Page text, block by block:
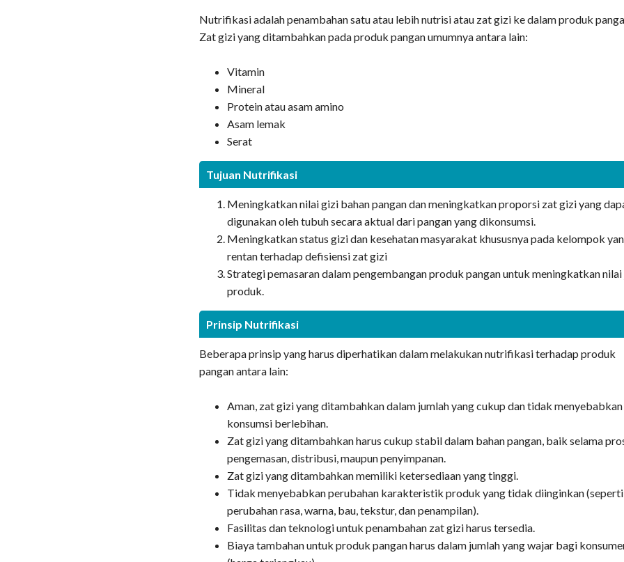
Nutrifikasi adalah penambahan satu atau lebih nutrisi atau zat gizi ke dalam produk
Zat gizi yang ditambahkan pada produk pangan umumnya antara lain:
Vitamin
Mineral
Protein atau asam amino
Asam lemak
Serat
Tujuan Nutrifikasi
Meningkatkan nilai gizi bahan pangan dan meningkatkan proporsi zat gizi yang
digunakan oleh tubuh secara aktual dari pangan yang dikonsumsi.
Meningkatkan status gizi dan kesehatan masyarakat khususnya pada kelompok
rentan terhadap defisiensi zat gizi
Strategi pemasaran dalam pengembangan produk pangan untuk meningkatkan nilai
produk.
Prinsip Nutrifikasi
Beberapa prinsip yang harus diperhatikan dalam melakukan nutrifikasi terhadap produk
pangan antara lain:
Aman, zat gizi yang ditambahkan dalam jumlah yang cukup dan tidak menyebabkan
konsumsi berlebihan.
Zat gizi yang ditambahkan harus cukup stabil dalam bahan pangan, baik selama
pengemasan, distribusi, maupun penyimpanan.
Zat gizi yang ditambahkan memiliki ketersediaan yang tinggi.
Tidak menyebabkan perubahan karakteristik produk yang tidak diinginkan (seperti
perubahan rasa, warna, bau, tekstur, dan penampilan).
Fasilitas dan teknologi untuk penambahan zat gizi harus tersedia.
Biaya tambahan untuk produk pangan harus dalam jumlah yang wajar bagi